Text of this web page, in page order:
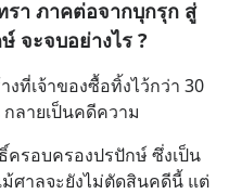
า ภาคต่อจากบุกรุก สู่
จะจบอย่างไร ?
ที่เจ้าของซื้อทิ้งไว้กว่า 30
ลายเป็นคดีความ
ครอบครองปรปักษ์ ซึ่งเป็น
ศาลจะยังไม่ตัดสินคดีนี้ แต่